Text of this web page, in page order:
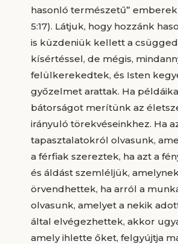
hasonló természetű”
5:17). Látjuk, hogy hozzánk
is küzdeniük kellett a
kísértéssel, de mégis,
felülkerekedtek, és Isten
győzelmet arattak. Ha
bátorságot merítünk az
irányuló törekvéseinkhez. Ha
tapasztalatokról olvasunk,
a férfiak szereztek, ha azt a
és áldást szemléljük,
örvendhettek, ha arról a
olvasunk, amelyet a nekik
által elvégezhettek, akkor
amely ihlette őket, felgyújtja